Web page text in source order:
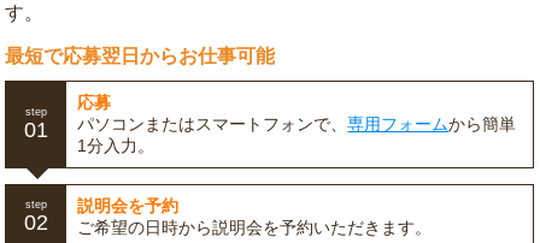
す。
最短で応募翌日からお仕事可能
step
01
応募
パソコンまたはスマートフォンで、専用フォームから簡単
1分入力。
step
02
説明会を予約
ご希望の日時から説明会を予約いただきます。